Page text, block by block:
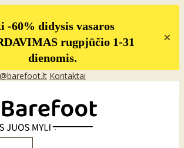
-60% didysis vasaros
rugpjūčio 1-31
dienomis.
×
Kontaktai